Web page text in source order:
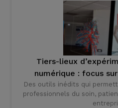
Tiers-lieux
numérique : focus
Des outils inédits qui
professionnels du soin,